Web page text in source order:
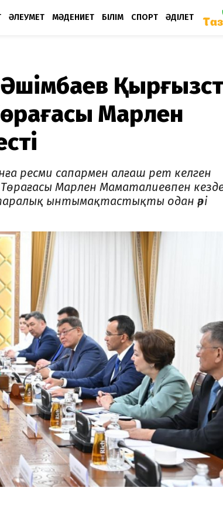
ӘЛЕУМЕТ МӘДЕНИЕТ БІЛІМ СПОРТ ӘДІЛЕТ
Әшімбаев
Марлен
ресми сапармен алғаш рет келген
Марлен Маматалиевпен
ынтымақтастықты одан әрі